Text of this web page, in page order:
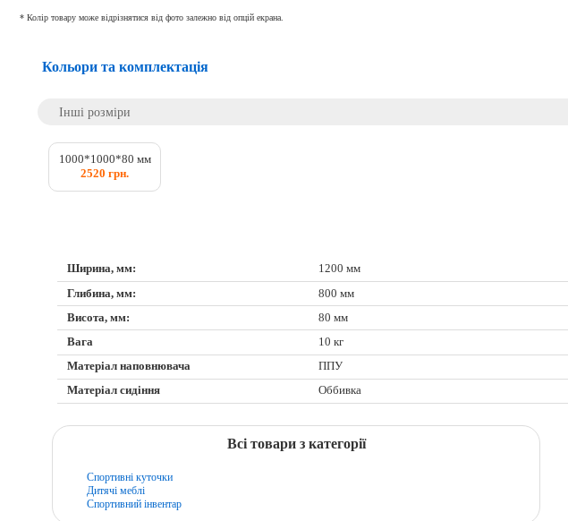
* Колір товару може відрізнятися від фото залежно від опцій екрана.
Кольори та комплектація
Інші розміри
1000*1000*80 мм
2520 грн.
Ширина, мм:
1200 мм
Глибина, мм:
800 мм
Висота, мм:
80 мм
Вага
10 кг
Матеріал наповнювача
ППУ
Матеріал сидіння
Оббивка
Всі товари з категорії
Спортивні куточки
Дитячі меблі
Спортивний інвентар